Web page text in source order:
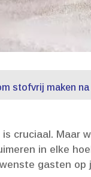
stofvrij maken
cruciaal.​ Maar
in elke
gasten